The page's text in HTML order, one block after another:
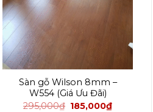
Sàn gỗ Wilson 8mm –
W554 (Giá Ưu Đãi)
295,000₫ 185,000₫